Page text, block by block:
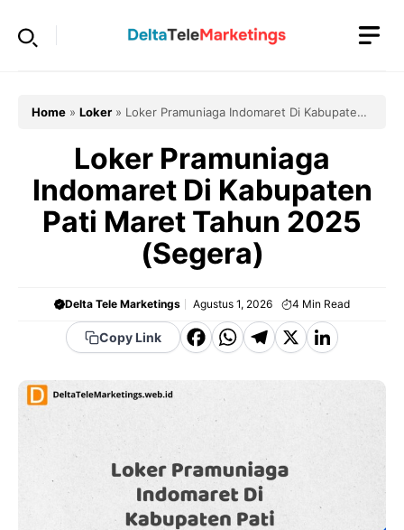
Home » Loker » Loker Pramuniaga Indomaret Di Kabupaten
Loker Pramuniaga
Indomaret Di Kabupaten
Pati Maret Tahun 2025
(Segera)
Delta Tele Marketings Agustus 1, 2026 4 Min Read
Copy Link
F
e
o
o
W
a
t
A
p
T
g
r
a
m
X Li
k
e